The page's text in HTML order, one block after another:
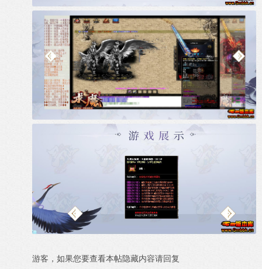
游客，如果您要查看本帖隐藏内容请回复